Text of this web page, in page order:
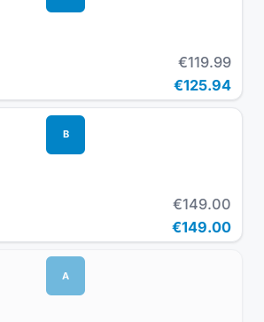
€119.99
€125.94
B
€149.00
€149.00
A